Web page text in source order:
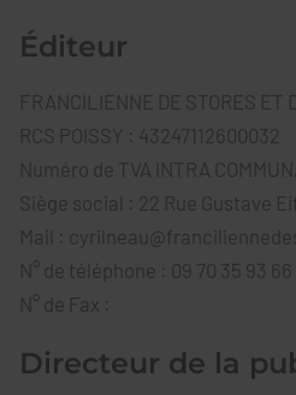
Éditeur
FRANCILIENNE DE STORES ET
RCS POISSY : 43247112600032
Numéro de TVA INTRA
Siège social : 22 Rue Gustave
Mail :
N° de téléphone : 09 70 35 93 66
N° de Fax :
Directeur de la